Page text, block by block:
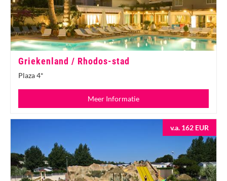
Griekenland / Rhodos-stad
Plaza 4*
Meer Informatie
v.a. 162 EUR